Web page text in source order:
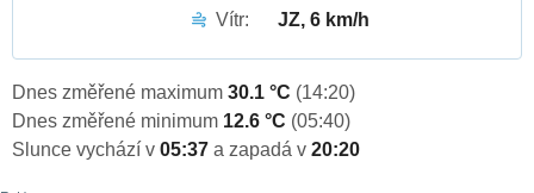
Vítr:
JZ, 6 km/h
Dnes změřené maximum 30.1 °C (14:20)
Dnes změřené minimum 12.6 °C (05:40)
Slunce vychází v 05:37 a zapadá v 20:20